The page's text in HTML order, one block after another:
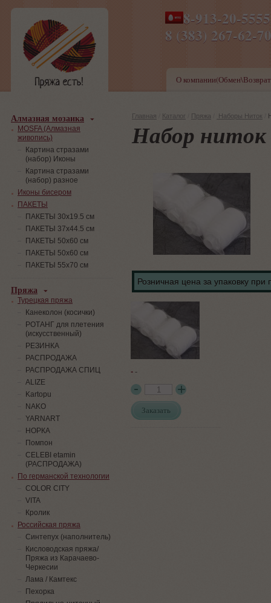
8-913-20-
8 (383) 267-
ПН-ПТ 8-17,СБ-ВС 9-
О
Главная Каталог Пряжа Наборы Ниток
Набор
Розничная цена за упаковку при
--
Заказать
Алмазная мозаика
MOSFA (Алмазная
живопись)
Картина стразами
(набор) Иконы
Картина стразами
(набор) разное
Иконы бисером
ПАКЕТЫ
ПАКЕТЫ 30х19.5 см
ПАКЕТЫ 37х44.5 см
ПАКЕТЫ 50х60 см
ПАКЕТЫ 50х60 см
ПАКЕТЫ 55х70 см
Пряжа
Турецкая пряжа
Канеколон (косички)
РОТАНГ для плетения
(искусственный)
PЕЗИНКА
РАСПРОДАЖА
РАСПРОДАЖА СПИЦ
ALIZE
Kartopu
NAKO
YARNART
НОРКА
Помпон
СELEBI etamin
(РАСПРОДАЖА)
По германской технологии
COLOR CITY
VITA
Кролик
Российская пряжа
Синтепух (наполнитель)
Кисловодская пряжа/
Пряжа из Карачаево-
Черкесии
Лама / Камтекс
Пехорка